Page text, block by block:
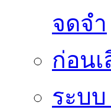
จดจำ
ก่อน
ระบ